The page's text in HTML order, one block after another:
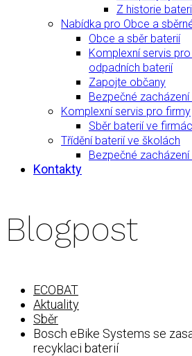
Z historie
Nabídka pro Obce a
Obce a sběr baterií
Komplexní servis
odpadních baterií
Zapojte občany
Bezpečné
Komplexní servis pro firmy
Sběr baterií ve
Třídění baterií ve školách
Bezpečné
Kontakty
Blogpost
ECOBAT
Aktuality
Sběr
Bosch eBike Systems se
recyklaci baterií